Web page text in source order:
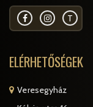
T
ELÉRHETŐSÉGEK
Veresegyház